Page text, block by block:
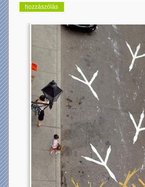
hozzászólás